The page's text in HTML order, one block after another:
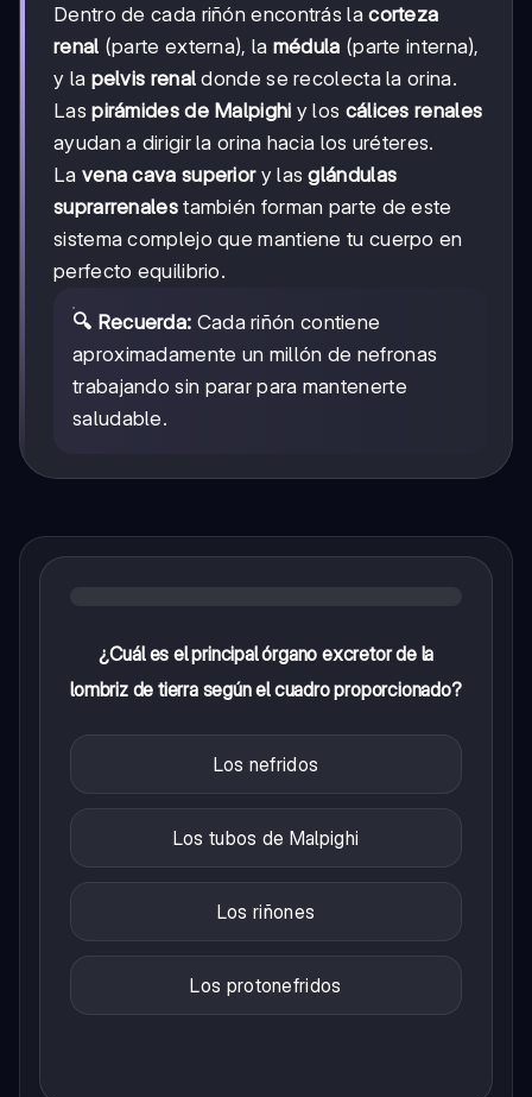
Dentro de cada riñón encontrás lacorteza
renal (parte externa), la médula (parte interna),
y la pelvis renal donde se recolecta la orina.
Laspirámides de Malpighi y los cálices renales
ayudan a dirigir la orina hacia los uréteres.
La vena cava superiory lasglándulas
suprarrenalestambién forman parte de este
sistema complejo que mantiene tu cuerpo en
perfecto equilibrio.
🔍 Recuerda: Cada riñón contiene
aproximadamente un millón de nefronas
trabajando sin parar para mantenerte
saludable.
¿Cuál es el principal órgano excretor de la
lombriz de tierra según el cuadro proporcionado?
Los nefridos
Los tubos de Malpighi
Los riñones
Los protonefridos